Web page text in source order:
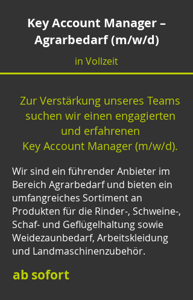
Key Account Manager –
Agrarbedarf (m/w/d)
in Vollzeit
Zur Verstärkung unseres Teams
suchen wir einen engagierten
und erfahrenen
Key Account Manager (m⁠/⁠w⁠/⁠d).
Wir sind ein führender Anbieter im
Bereich Agrarbedarf und bieten ein
umfangreiches Sortiment an
Produkten für die Rinder-, Schweine-,
Schaf- und Geflügelhaltung sowie
Weidezaunbedarf, Arbeitskleidung
und Landmaschinenzubehör.
ab sofort